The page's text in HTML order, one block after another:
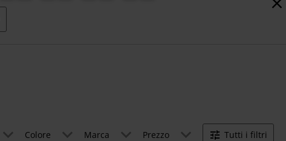
Colore Marca Prezzo Tutti i filtri